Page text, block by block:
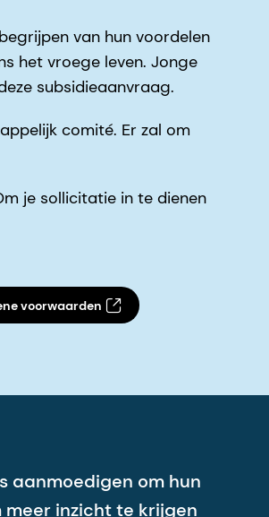
van hun voordelen
het vroege leven. Jonge
subsidieaanvraag.
comité. Er zal om
je sollicitatie in te dienen
voorwaarden
aanmoedigen om hun
meer inzicht te krijgen